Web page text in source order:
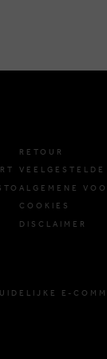
RETOUR
VEELGESTELDE
ALGEMENE
COOKIES
DISCLAIMER
E-